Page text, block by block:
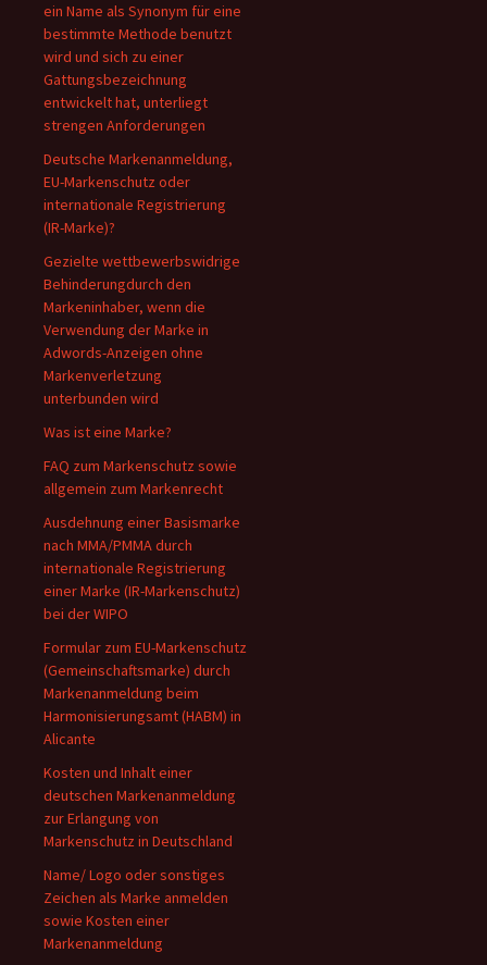
ein Name als Synonym für eine
bestimmte Methode benutzt
wird und sich zu einer
Gattungsbezeichnung
entwickelt hat, unterliegt
strengen Anforderungen
Deutsche Markenanmeldung,
EU-Markenschutz oder
internationale Registrierung
(IR-Marke)?
Gezielte wettbewerbswidrige
Behinderungdurch den
Markeninhaber, wenn die
Verwendung der Marke in
Adwords-Anzeigen ohne
Markenverletzung
unterbunden wird
Was ist eine Marke?
FAQ zum Markenschutz sowie
allgemein zum Markenrecht
Ausdehnung einer Basismarke
nach MMA/PMMA durch
internationale Registrierung
einer Marke (IR-Markenschutz)
bei der WIPO
Formular zum EU-Markenschutz
(Gemeinschaftsmarke) durch
Markenanmeldung beim
Harmonisierungsamt (HABM) in
Alicante
Kosten und Inhalt einer
deutschen Markenanmeldung
zur Erlangung von
Markenschutz in Deutschland
Name/ Logo oder sonstiges
Zeichen als Marke anmelden
sowie Kosten einer
Markenanmeldung